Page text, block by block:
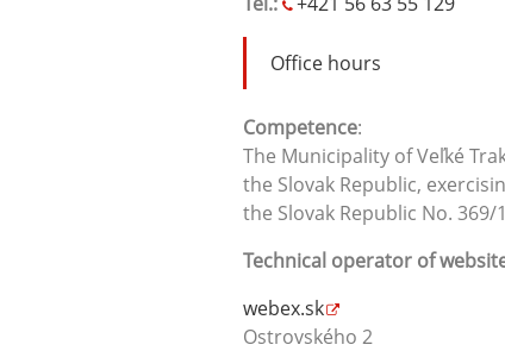
Office hours
Competence:
The Municipality of Veľké
the Slovak Republic,
the Slovak Republic No.
Technical operator of
webex.sk
Ostrovského 2